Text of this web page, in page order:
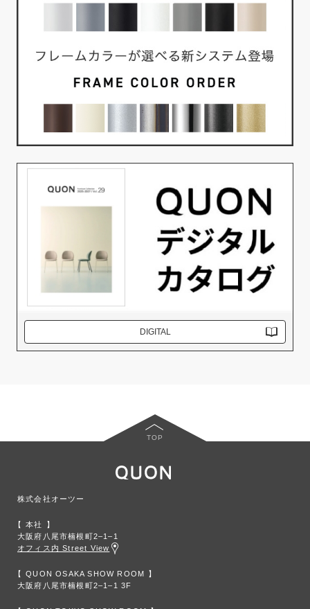
DIGITAL
TOP
株式会社オーツー
本社
大阪府八尾市楠根町2‒1‒1
オフィス内 Street View
QUON OSAKA SHOW ROOM
大阪府八尾市楠根町2‒1‒1 3F